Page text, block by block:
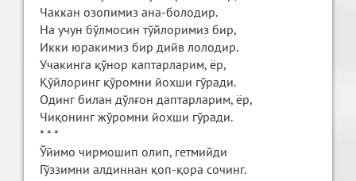
Чаккан озопимиз ана-болодир.
На учун бўлмосин тўйлоримиз бир,
Икки юракимиз бир дийв лолодир.
Учакинга қўнор каптарларим, ёр,
Қўйлоринг қўромни йохши гўради.
Одинг билан дўлғон даптарларим, ёр,
Чиқонинг жўромни йохши гўради.
* * *
Ўйимо чирмошип олип, гетмийди
Гўззимни алдиннан қоп-қора сочинг.